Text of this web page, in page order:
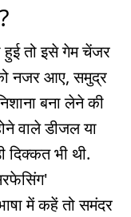
हुई तो इसे गेम चेंजर
नजर आए, समुद्र
बना लेने की
वाले डीजल या
दिक्कत भी थी.
में कहें तो समंदर